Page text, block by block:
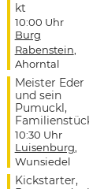
kt
10:00 Uhr
Burg
Rabenstein,
Ahorntal
Meister Eder
und sein
Pumuckl,
10:30 Uhr
Luisenburg,
Wunsiedel
Kickstarter,